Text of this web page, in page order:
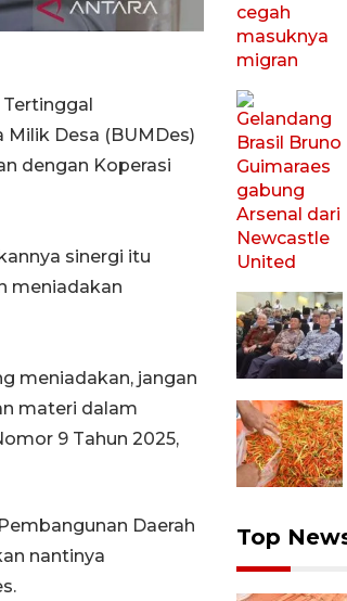
Tertinggal
Desa (BUMDes)
dengan Koperasi
sinergi itu
meniadakan
meniadakan, jangan
materi dalam
9 Tahun 2025,
Daerah
nantinya
Top